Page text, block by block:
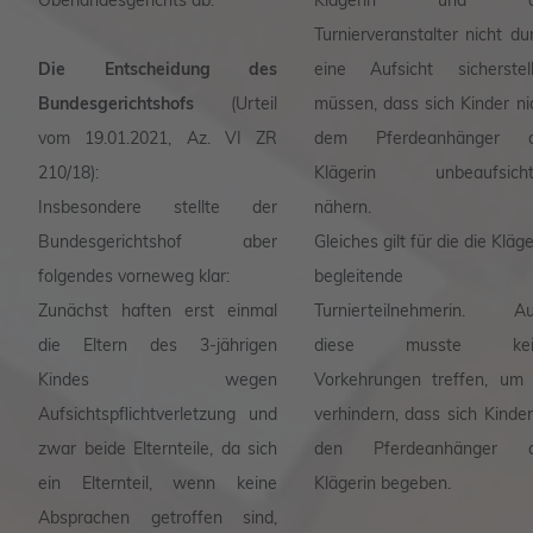
Die Entscheidung des
Bundesgerichtshofs (Urteil
vom 19.01.2021, Az. VI ZR
210/18):
Insbesondere stellte der
Bundesgerichtshof aber
folgendes vorneweg klar:
Zunächst haften erst einmal
die Eltern des 3-jährigen
Kindes wegen
Aufsichtspflichtverletzung und
zwar beide Elternteile, da sich
ein Elternteil, wenn keine
Absprachen getroffen sind,
Turnierveranstalter nicht
eine Aufsicht
müssen, dass sich Kinder
dem Pferdeanhänger
Klägerin
nähern.
Gleiches gilt für die die
begleitende
Turnierteilnehmerin.
diese musste
Vorkehrungen treffen, um
verhindern, dass sich
den Pferdeanhänger
Klägerin begeben.